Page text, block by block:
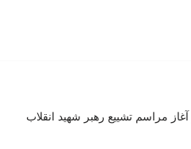
مراسم تشییع رهبر شهید انقلاب